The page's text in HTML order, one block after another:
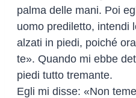
palma delle mani. Poi
uomo prediletto, intendi
alzati in piedi, poiché
te». Quando mi ebbe
piedi tutto tremante.
Egli mi disse: «Non